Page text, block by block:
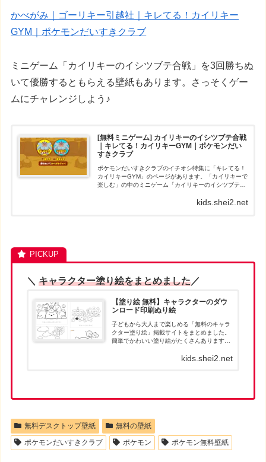
かべがみ｜ゴーリキー引越社｜キレてる！カイリキー
GYM｜ポケモンだいすきクラブ
ミニゲーム「カイリキーのイシツブテ合戦」を3回勝ちぬ
いて優勝するともらえる壁紙もあります。さっそくゲー
ムにチャレンジしよう♪
[無料ミニゲーム] カイリキーのイシツブテ合戦
｜キレてる！カイリキーGYM｜ポケモンだい
すきクラブ
ポケモンだいすきクラブのイチオシ特集に「キレてる！
カイリキーGYM」のページがあります。「カイリキーで
楽しむ」の中のミニゲーム「カイリキーのイシツブテ合
ち抜いて優勝すると壁紙がもらえます。カ...kids.shei2.net
＼キャラクター塗り絵をまとめました／
【塗り絵 無料】キャラクターのダウ
ンロード印刷ぬり絵
子どもから大人まで楽しめる「無料のキャラ
クター塗り絵」掲載サイトをまとめました。
簡単でかわいい塗り絵がたくさんあります。
でダウンロードして、印刷して遊んでくださ
kids.shei2.net
無料デスクトップ壁紙
無料の壁紙
ポケモンだいすきクラブ
ポケモン ポケモン無料壁紙